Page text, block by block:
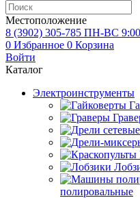
Местоположение
8 (3902) 305-785 ПН-ВС
0 Избранное 0 Корзина
Войти
Каталог
Электроинструменты
полировальные